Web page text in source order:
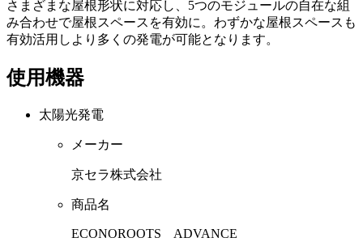
さまざまな屋根形状に対応し、5つのモジュールの自在な組
み合わせで屋根スペースを有効に。わずかな屋根スペースも
有効活用しより多くの発電が可能となります。
使用機器
太陽光発電
メーカー
京セラ株式会社
商品名
ECONOROOTS ADVANCE